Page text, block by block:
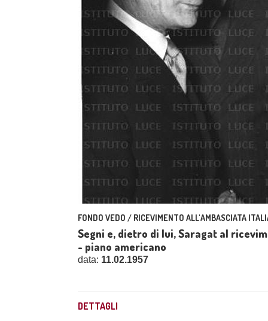
FONDO VEDO / RICEVIMENTO ALL'AMBASCIATA
Segni e, dietro di lui, Saragat al
- piano americano
data: 11.02.1957
DETTAGLI